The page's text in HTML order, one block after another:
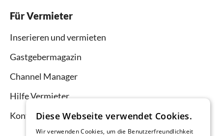
Für Vermieter
Inserieren und vermieten
Gastgebermagazin
Channel Manager
Hilfe Vermieter
KontaktDiese Webseite verwendet Cookies.
Wir verwenden Cookies, um die Benutzerfreundlichkeit